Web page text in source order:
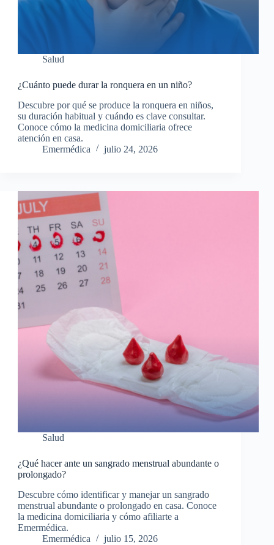
Salud
¿Cuánto puede durar la ronquera en un niño?
Descubre por qué se produce la ronquera en niños,
su duración habitual y cuándo es clave consultar.
Conoce cómo la medicina domiciliaria ofrece
atención en casa.
Emermédica
julio 24, 2026
Salud
¿Qué hacer ante un sangrado menstrual abundante o
prolongado?
Descubre cómo identificar y manejar un sangrado
menstrual abundante o prolongado en casa. Conoce
la medicina domiciliaria y cómo afiliarte a
Emermédica.
Emermédica
julio 15, 2026